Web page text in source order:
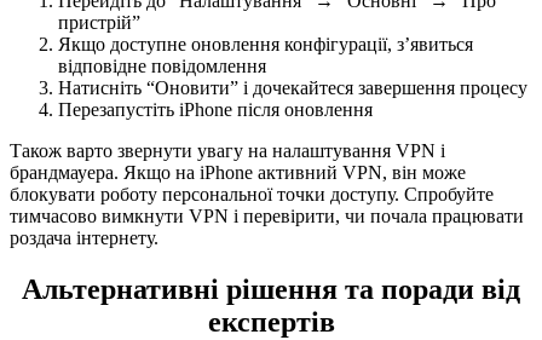
пристрій”
Якщо доступне оновлення конфігурації, з’явиться
відповідне повідомлення
Натисніть “Оновити” і дочекайтеся завершення процесу
Перезапустіть iPhone після оновлення
Також варто звернути увагу на налаштування VPN і
брандмауера. Якщо на iPhone активний VPN, він може
блокувати роботу персональної точки доступу. Спробуйте
тимчасово вимкнути VPN і перевірити, чи почала працювати
роздача інтернету.
Альтернативні рішення та поради від
експертів